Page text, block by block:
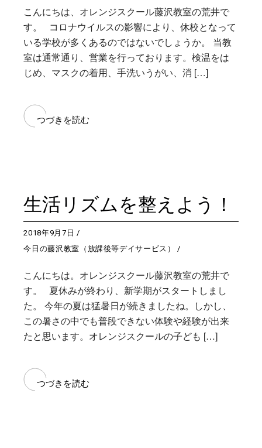
こんにちは、オレンジスクール藤沢教室の荒井で
す。 コロナウイルスの影響により、休校となって
いる学校が多くあるのではないでしょうか。 当教
室は通常通り、営業を行っております。検温をは
じめ、マスクの着用、手洗いうがい、消 […]
つづきを読む
生活リズムを整えよう！
2018年9月7日
今日の藤沢教室（放課後等デイサービス）
こんにちは。オレンジスクール藤沢教室の荒井で
す。 夏休みが終わり、新学期がスタートしまし
た。 今年の夏は猛暑日が続きましたね。しかし、
この暑さの中でも普段できない体験や経験が出来
たと思います。オレンジスクールの子ども […]
つづきを読む